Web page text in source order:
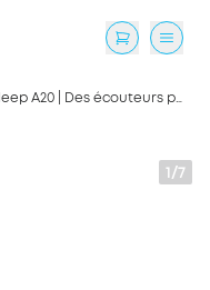
Sleep A20 | Des écouteurs pour dormir offrant un confort inégalé
1/7